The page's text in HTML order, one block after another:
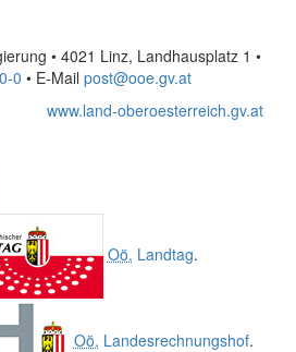
• 4021 Linz, Landhausplatz 1 •
0 • E-Mail post@ooe.gv.at
www.land-oberoesterreich.gv.at
Oö. Landtag.
Oö. Landesrechnungshof.